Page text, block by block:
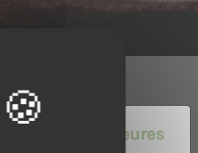
majeures